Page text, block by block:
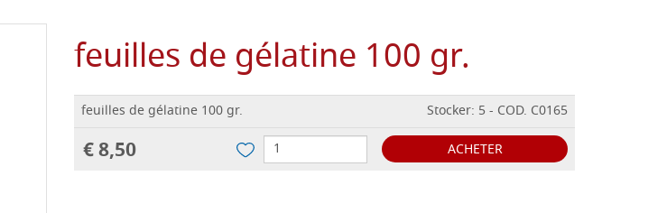
feuilles de gélatine 100 gr.
feuilles de gélatine 100 gr. Stocker: 5 - COD. C0165
€ 8,50 ACHETER